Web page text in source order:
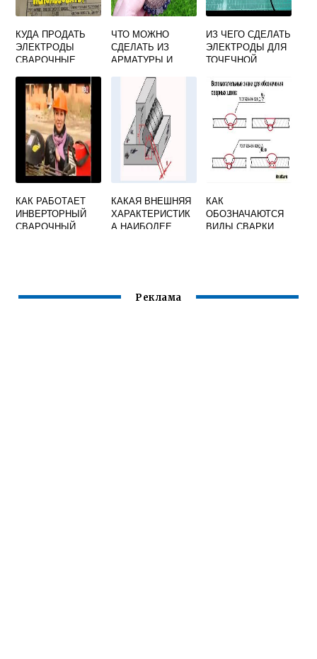
КУДА ПРОДАТЬ
ЭЛЕКТРОДЫ
СВАРОЧНЫЕ
ЧТО МОЖНО
СДЕЛАТЬ ИЗ
АРМАТУРЫ И
ИЗ ЧЕГО СДЕЛАТЬ
ЭЛЕКТРОДЫ ДЛЯ
ТОЧЕЧНОЙ
КАК РАБОТАЕТ
ИНВЕРТОРНЫЙ
СВАРОЧНЫЙ
КАКАЯ ВНЕШНЯЯ
ХАРАКТЕРИСТИК
А НАИБОЛЕЕ
КАК
ОБОЗНАЧАЮТСЯ
ВИДЫ СВАРКИ
Реклама